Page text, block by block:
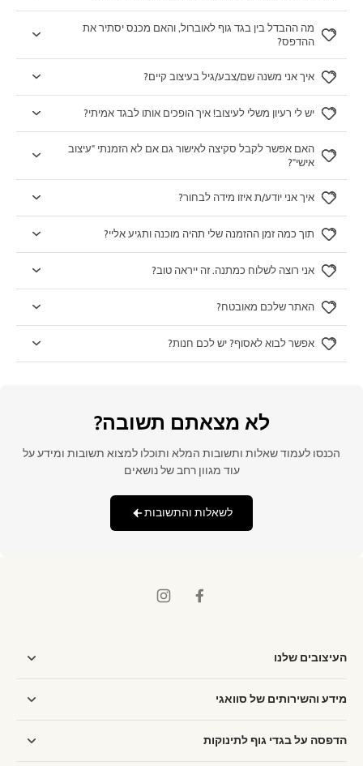
מה ההבדל בין בגד גוף לאוברול, והאם מכנס יסתיר את
ההדפס?
איך אני משנה שם/צבע/גיל בעיצוב קיים?
יש לי רעיון משלי לעיצוב! איך הופכים אותו לבגד אמיתי?
האם אפשר לקבל סקיצה לאישור גם אם לא הזמנתי "עיצוב
אישי"?
איך אני יודע/ת איזו מידה לבחור?
תוך כמה זמן ההזמנה שלי תהיה מוכנה ותגיע אליי?
אני רוצה לשלוח כמתנה. זה ייראה טוב?
האתר שלכם מאובטח?
אפשר לבוא לאסוף? יש לכם חנות?
לא מצאתם תשובה?
הכנסו לעמוד שאלות ותשובות המלא ותוכלו למצוא תשובות ומידע על
עוד מגוון רחב של נושאים
לשאלות והתשובות
העיצובים שלנו
מידע והשירותים של סוואגי
הדפסה על בגדי גוף לתינוקות